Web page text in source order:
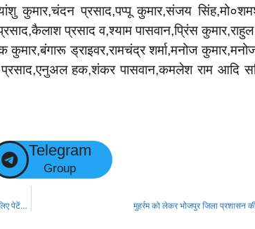
कुमार,चंदन प्रसाद,पप्पू कुमार,संजय
प्रसाद व,श्याम पासवान,प्रिंस
ड्राइवर,रामचंद्र शर्मा,मनोज
प्रसाद,एनुअल हक,शंकर पासवान,कमलेश राम आदि
Telegram
Group
बिहार कृषि विश्वविद्यालय, सबौर को मखाना में जैव-सक्रिय यौगिक की खोज के लिए पेटेंट प्राप्त! मुहर्रम को लेकर भोजपुर जिला प्रशासन